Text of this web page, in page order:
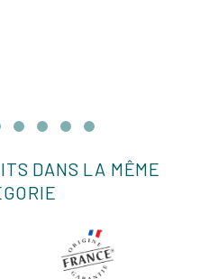
DANS LA MÊME